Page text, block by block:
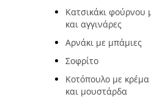
Κατσικάκι φούρνου
και αγγινάρες
Αρνάκι με μπάμιες
Σοφρίτο
Κοτόπουλο με κρέμα
και μουστάρδα